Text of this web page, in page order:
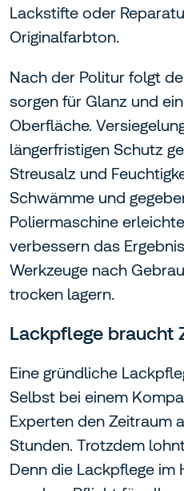
Lackstifte oder
Originalfarbton.
Nach der Politur folgt
sorgen für Glanz und
Oberfläche.
längerfristigen Schutz
Streusalz und
Schwämme und
Poliermaschine
verbessern das
Werkzeuge nach
trocken lagern.
Lackpflege braucht
Eine gründliche
Selbst bei einem
Experten den Zeitraum
Stunden. Trotzdem
Denn die Lackpflege im